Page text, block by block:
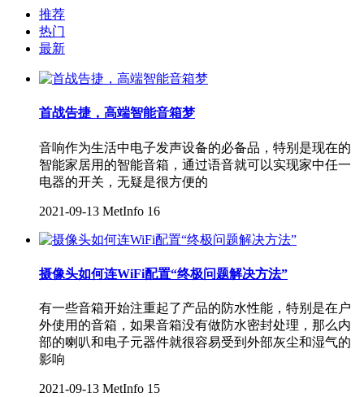
推荐
热门
最新
首战告捷，高端智能音箱梦
音响作为生活中电子发声设备的必备品，特别是现在的
智能家居用的智能音箱，通过语音就可以实现家中任一
电器的开关，无疑是很方便的
2021-09-13 MetInfo 16
摄像头如何连WiFi配置“终极问题解决方法”
有一些音箱开始注重起了产品的防水性能，特别是在户
外使用的音箱，如果音箱没有做防水密封处理，那么内
部的喇叭和电子元器件就很容易受到外部灰尘和湿气的
影响
2021-09-13 MetInfo 15